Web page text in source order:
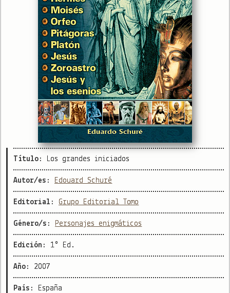
Título: Los grandes iniciados
Autor/es: Edouard Schuré
Editorial: Grupo Editorial Tomo
Género/s: Personajes enigmáticos
Edición: 1° Ed.
Año: 2007
País: España